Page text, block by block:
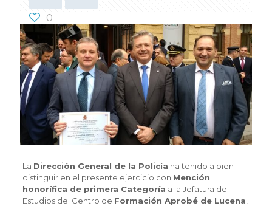
0
La Dirección General de la Policía ha tenido a bien
distinguir en el presente ejercicio con Mención
honorífica de primera Categoría a la Jefatura de
Estudios del Centro de Formación Aprobé de Lucena